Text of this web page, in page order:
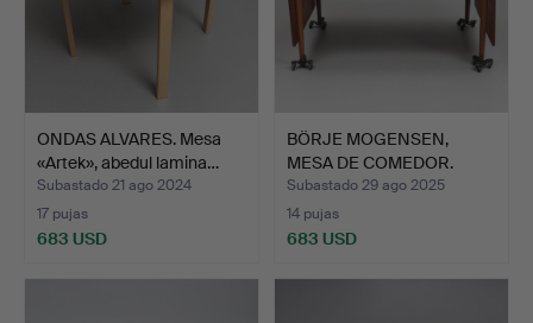
ONDAS ALVARES. Mesa
«Artek», abedul lamina…
Subastado 21 ago 2024
17 pujas
683 USD
BÖRJE MOGENSEN,
MESA DE COMEDOR.
«Öresund»…
Subastado 29 ago 2025
14 pujas
683 USD